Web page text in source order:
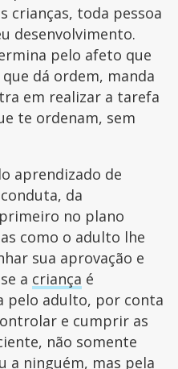
crianças, toda pessoa
desenvolvimento.
pelo afeto que
dá ordem, manda
em realizar a tarefa
te ordenam, sem
aprendizado de
da
no plano
como o adulto lhe
sua aprovação e
a criança é
pelo adulto, por conta
e cumprir as
não somente
a ninguém, mas pela